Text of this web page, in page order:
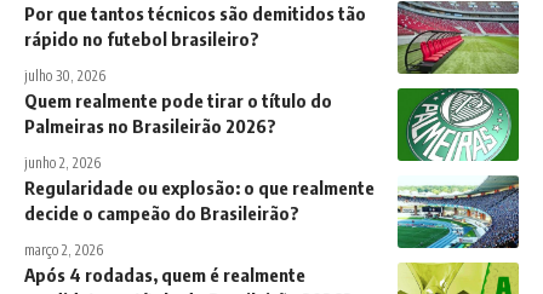
Por que tantos técnicos são demitidos tão
rápido no futebol brasileiro?
julho 30, 2026
Quem realmente pode tirar o título do
Palmeiras no Brasileirão 2026?
junho 2, 2026
Regularidade ou explosão: o que realmente
decide o campeão do Brasileirão?
março 2, 2026
Após 4 rodadas, quem é realmente